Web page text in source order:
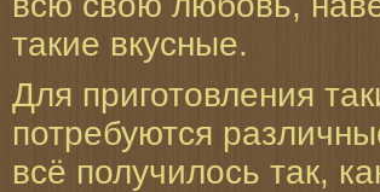
такие вкусные.
Для приготовления
потребуются
всё получилось так,